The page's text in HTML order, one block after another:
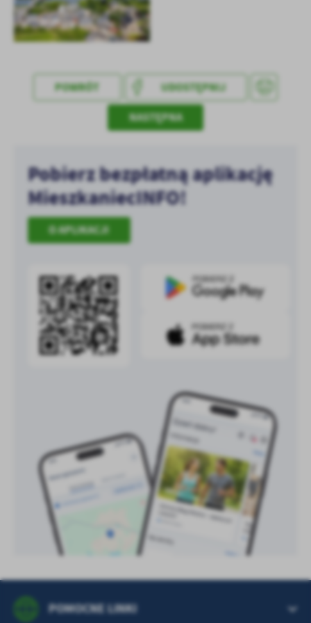
treści w postaci wiadomości, ofert, komunikatów mediów
społecznościowych.
POWRÓT UDOSTĘPNIJ
NASTĘPNA
Pobierz bezpłatną aplikację
MieszkaniecINFO!
O APLIKACJI
POMOCNE LINKI